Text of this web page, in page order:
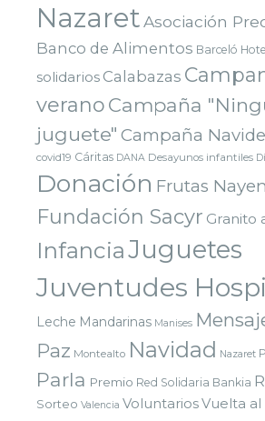
NazaretAsociación
Banco de Alimentos Barceló
solidarios Calabazas
verano Campaña
juguete" Campaña
covid19 Cáritas DANA Desayunos infantiles
Donación Frutas Nayen
Fundación Sacyr Granito
InfanciaJuguetes
Juventudes
Leche Mandarinas Manises
Paz Montealto Navidad Nazaret
Parla Premio Red Solidaria Bankia
Sorteo Valencia VoluntariosVuelta al